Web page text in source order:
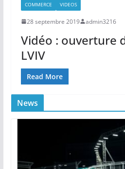
COMMERCE VIDEOS
28 septembre 2019 admin3216
Vidéo : ouverture
LVIV
Read More
News